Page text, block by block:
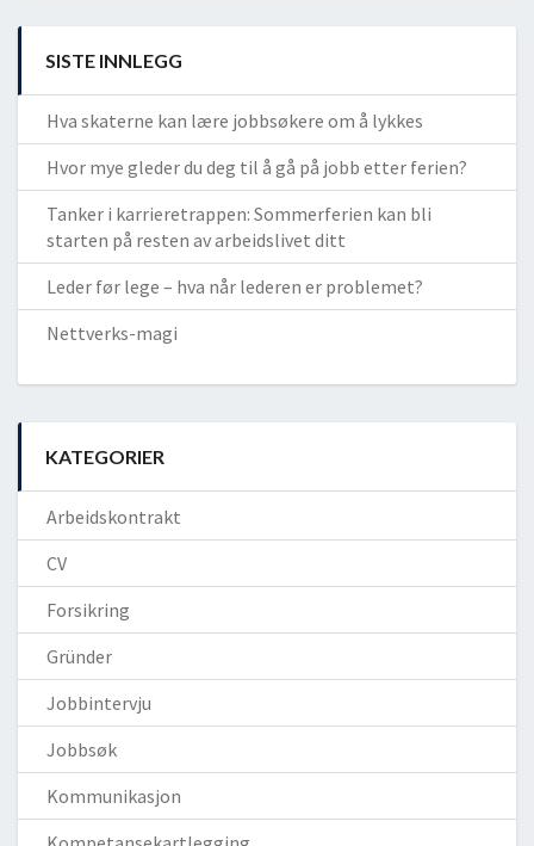
SISTE INNLEGG
Hva skaterne kan lære jobbsøkere om å lykkes
Hvor mye gleder du deg til å gå på jobb etter ferien?
Tanker i karrieretrappen: Sommerferien kan bli
starten på resten av arbeidslivet ditt
Leder før lege – hva når lederen er problemet?
Nettverks-magi
KATEGORIER
Arbeidskontrakt
CV
Forsikring
Gründer
Jobbintervju
Jobbsøk
Kommunikasjon